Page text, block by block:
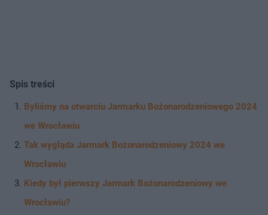
Spis treści
Byliśmy na otwarciu Jarmarku Bożonarodzeniowego 2024
we Wrocławiu
Tak wygląda Jarmark Bożonarodzeniowy 2024 we
Wrocławiu
Kiedy był pierwszy Jarmark Bożonarodzeniowy we
Wrocławiu?